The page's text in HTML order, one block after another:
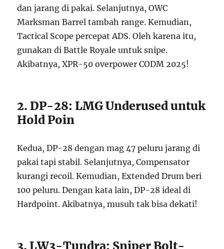
dan jarang di pakai. Selanjutnya, OWC
Marksman Barrel tambah range. Kemudian,
Tactical Scope percepat ADS. Oleh karena itu,
gunakan di Battle Royale untuk snipe.
Akibatnya, XPR-50 overpower CODM 2025!
2. DP-28: LMG Underused untuk
Hold Poin
Kedua, DP-28 dengan mag 47 peluru jarang di
pakai tapi stabil. Selanjutnya, Compensator
kurangi recoil. Kemudian, Extended Drum beri
100 peluru. Dengan kata lain, DP-28 ideal di
Hardpoint. Akibatnya, musuh tak bisa dekati!
3. LW3-Tundra: Sniper Bolt-